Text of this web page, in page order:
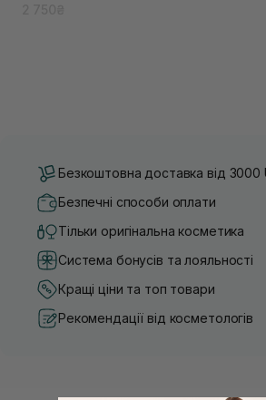
Безкоштовна доставка від 3000
Безпечні способи оплати
Тільки оригінальна косметика
Система бонусів та лояльності
Кращі ціни та топ товари
Рекомендації від косметологів